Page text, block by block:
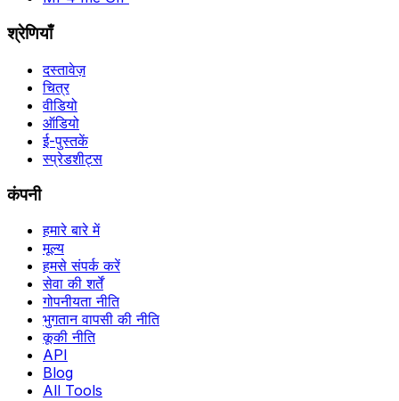
श्रेणियाँ
दस्तावेज़
चित्र
वीडियो
ऑडियो
ई-पुस्तकें
स्प्रेडशीट्स
कंपनी
हमारे बारे में
मूल्य
हमसे संपर्क करें
सेवा की शर्तें
गोपनीयता नीति
भुगतान वापसी की नीति
कूकी नीति
API
Blog
All Tools